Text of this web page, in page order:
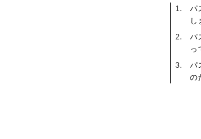
パ
し
パ
っ
パ
の